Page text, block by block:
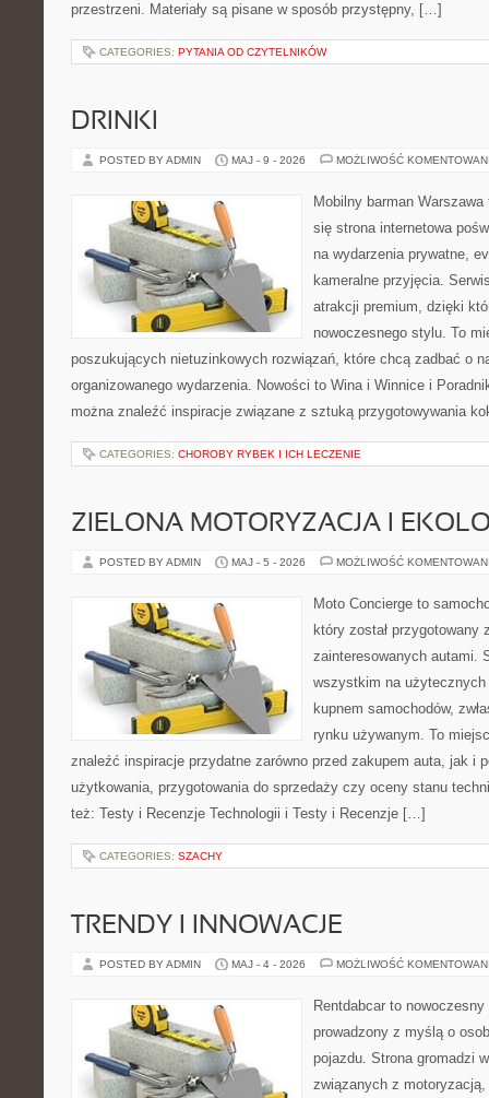
przestrzeni. Materiały są pisane w sposób przystępny, […]
CATEGORIES: PYTANIA OD CZYTELNIKÓW
DRINKI
POSTED BY ADMIN MAJ - 9 - 2026 MOŻLIWOŚĆ
Mobilny barman
się strona internetowa
na wydarzenia prywatne,
kameralne przyjęcia.
atrakcji premium, dzięki
nowoczesnego stylu. To
poszukujących nietuzinkowych rozwiązań, które chcą zadbać o
organizowanego wydarzenia. Nowości to Wina i Winnice i
można znaleźć inspiracje związane z sztuką przygotowywania
CATEGORIES: CHOROBY RYBEK I ICH LECZENIE
ZIELONA MOTORYZACJA I
POSTED BY ADMIN MAJ - 5 - 2026 MOŻLIWOŚĆ
Moto Concierge to
który został przygotowany
zainteresowanych autami.
wszystkim na
kupnem samochodów,
rynku używanym. To
znaleźć inspiracje przydatne zarówno przed zakupem auta, jak i
użytkowania, przygotowania do sprzedaży czy oceny stanu
też: Testy i Recenzje Technologii i Testy i Recenzje […]
CATEGORIES: SZACHY
TRENDY I INNOWACJE
POSTED BY ADMIN MAJ - 4 - 2026 MOŻLIWOŚĆ
Rentdabcar to
prowadzony z myślą o
pojazdu. Strona gromadzi
związanych z